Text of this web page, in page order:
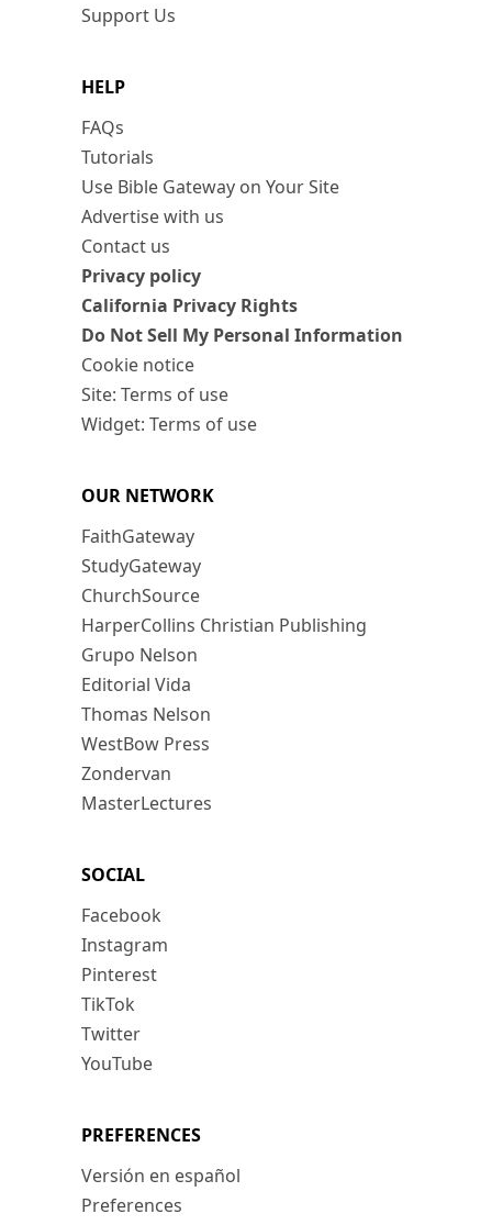
Support Us
HELP
FAQs
Tutorials
Use Bible Gateway on Your Site
Advertise with us
Contact us
Privacy policy
California Privacy Rights
Do Not Sell My Personal Information
Cookie notice
Site: Terms of use
Widget: Terms of use
OUR NETWORK
FaithGateway
StudyGateway
ChurchSource
HarperCollins Christian Publishing
Grupo Nelson
Editorial Vida
Thomas Nelson
WestBow Press
Zondervan
MasterLectures
SOCIAL
Facebook
Instagram
Pinterest
TikTok
Twitter
YouTube
PREFERENCES
Versión en español
Preferences